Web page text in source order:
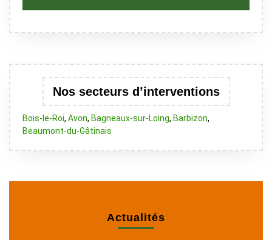
Nos secteurs d’interventions
Bois-le-Roi, Avon, Bagneaux-sur-Loing, Barbizon,
Beaumont-du-Gâtinais
Actualités